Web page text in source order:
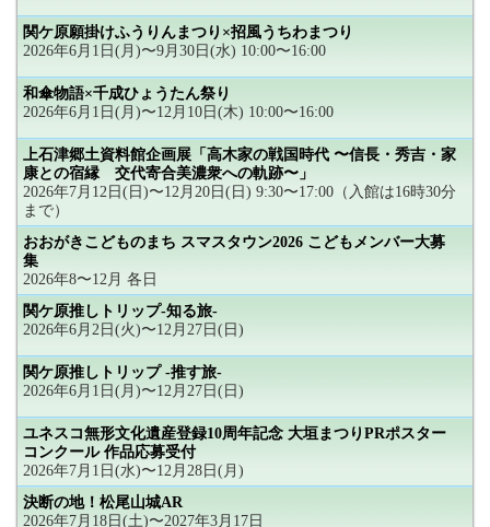
関ケ原願掛けふうりんまつり×招風うちわまつり
2026年6月1日(月)〜9月30日(水) 10:00〜16:00
和傘物語×千成ひょうたん祭り
2026年6月1日(月)〜12月10日(木) 10:00〜16:00
上石津郷土資料館企画展「高木家の戦国時代 〜信長・秀吉・家
康との宿縁 交代寄合美濃衆への軌跡〜」
2026年7月12日(日)〜12月20日(日) 9:30〜17:00（入館は16時30分
まで）
おおがきこどものまち スマスタウン2026 こどもメンバー大募
集
2026年8〜12月 各日
関ケ原推しトリップ-知る旅-
2026年6月2日(火)〜12月27日(日)
関ケ原推しトリップ -推す旅-
2026年6月1日(月)〜12月27日(日)
ユネスコ無形文化遺産登録10周年記念 大垣まつりPRポスター
コンクール 作品応募受付
2026年7月1日(水)〜12月28日(月)
決断の地！松尾山城AR
2026年7月18日(土)〜2027年3月17日